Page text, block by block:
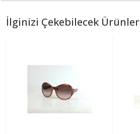
İlginizi Çekebilecek Ürünler